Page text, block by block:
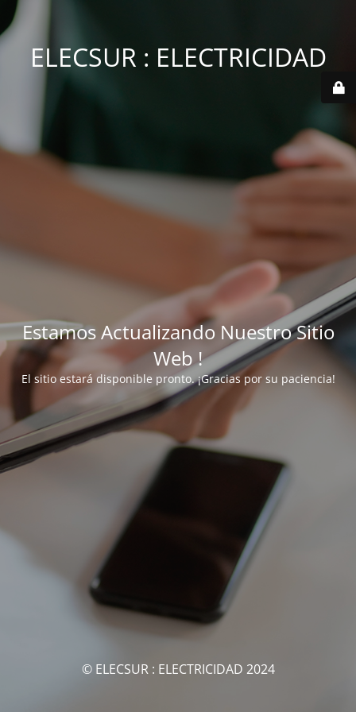
ELECSUR : ELECTRICIDAD
Estamos Actualizando Nuestro Sitio
Web !
El sitio estará disponible pronto. ¡Gracias por su paciencia!
© ELECSUR : ELECTRICIDAD 2024